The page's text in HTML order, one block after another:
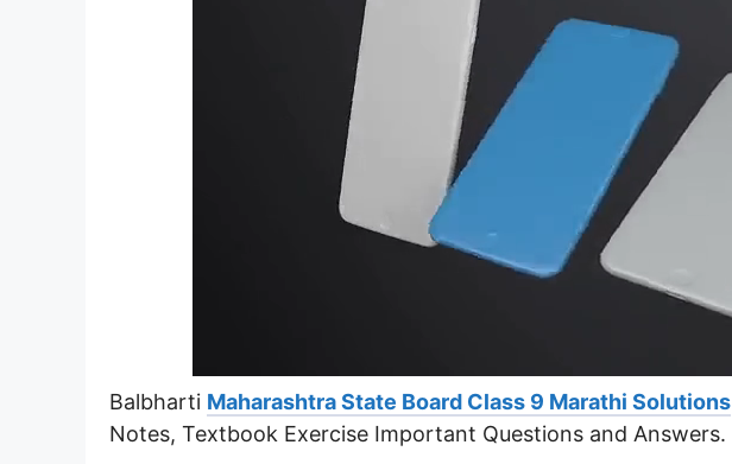
Balbharti Maharashtra State Board Class 9 Marathi Solutions
Notes, Textbook Exercise Important Questions and Answers.